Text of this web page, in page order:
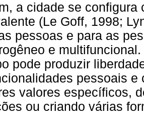
a cidade se configura
(Le Goff, 1998;
pessoas e para as
e
pode produzir
pessoais
valores específicos,
ou criando várias